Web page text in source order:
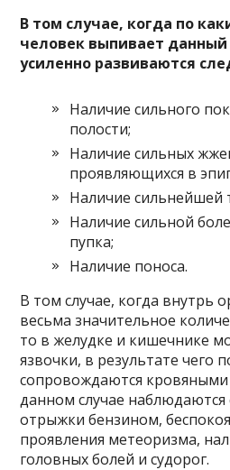
В том случае, когда по
человек выпивает данный
усиленно развиваются
Наличие сильного
полости;
Наличие сильных
проявляющихся в
Наличие
Наличие сильной
пупка;
Наличие поноса.
В том случае, когда внутрь
весьма значительное
то в желудке и кишечнике
язвочки, в результате чего
сопровождаются
данном случае
отрыжки бензином,
проявления метеоризма,
головных болей и судорог.